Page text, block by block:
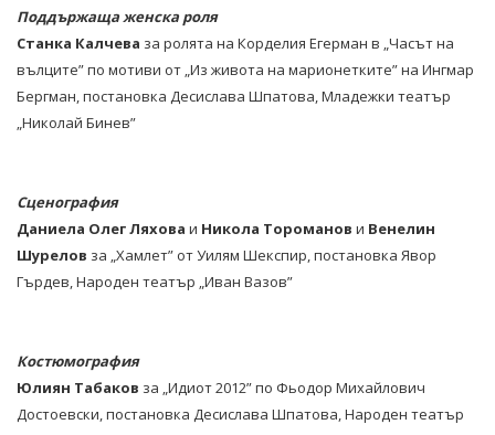
Поддържаща женска роля
Станка Калчева за ролята на Корделия Егерман в „Часът на
вълците” по мотиви от „Из живота на марионетките” на Ингмар
Бергман, постановка Десислава Шпатова, Младежки театър
„Николай Бинев”
Сценография
Даниела Олег Ляхова и Никола Тороманов и Венелин
Шурелов за „Хамлет” от Уилям Шекспир, постановка Явор
Гърдев, Народен театър „Иван Вазов”
Костюмография
Юлиян Табаков за „Идиот 2012” по Фьодор Михайлович
Достоевски, постановка Десислава Шпатова, Народен театър